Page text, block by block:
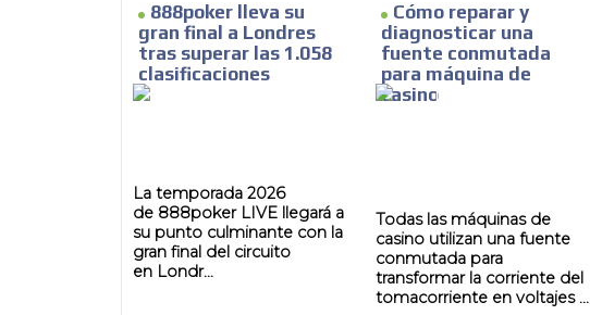
888poker lleva su
gran final a Londres
tras superar las 1.058
clasificaciones
La temporada 2026
de 888poker LIVE llegará a
su punto culminante con la
gran final del circuito
en Londr...
Cómo reparar y
diagnosticar una
fuente conmutada
para máquina de
casino
Todas las máquinas de
casino utilizan una fuente
conmutada para
transformar la corriente del
tomacorriente en voltajes ...